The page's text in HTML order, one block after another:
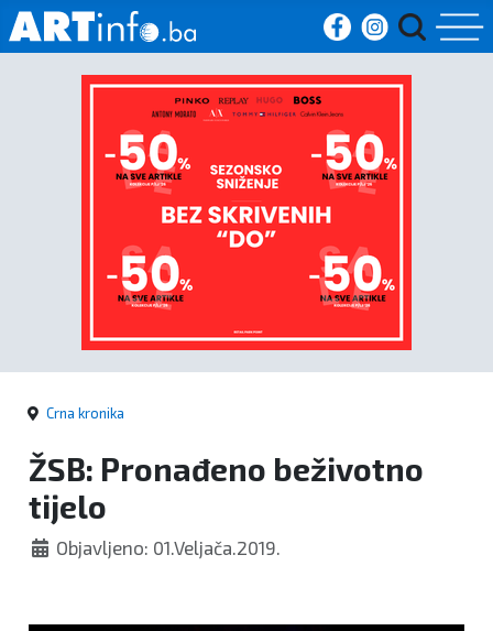
Početna
Vijesti
Kultura
Crna
kronika
Politika
Zanimljivosti
Crna kronika
ŽSB: Pronađeno beživotno
tijelo
Objavljeno: 01.Veljača.2019.